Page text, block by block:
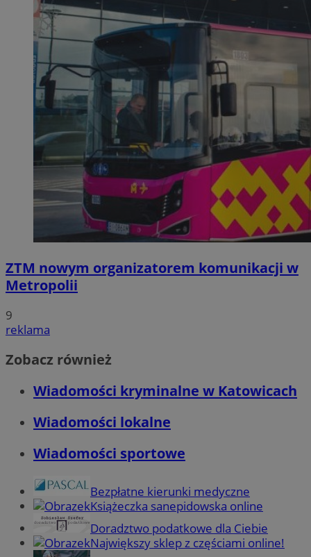
ZTM nowym organizatorem komunikacji w
Metropolii
9
reklama
Zobacz również
Wiadomości kryminalne w Katowicach
Wiadomości lokalne
Wiadomości sportowe
Bezpłatne kierunki medyczne
Książeczka sanepidowska online
Doradztwo podatkowe dla Ciebie
Największy sklep z częściami online!